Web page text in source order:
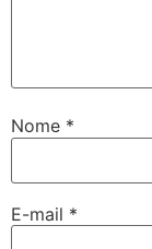
Nome *
E-mail *